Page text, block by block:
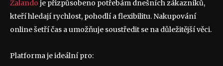
Zalando je přizpůsobeno potřebám dnešních zákazníků,
kteří hledají rychlost, pohodlí a flexibilitu. Nakupování
online šetří čas a umožňuje soustředit se na důležitější věci.
Platforma je ideální pro: